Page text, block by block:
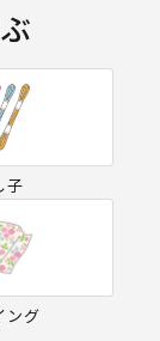
子
ング